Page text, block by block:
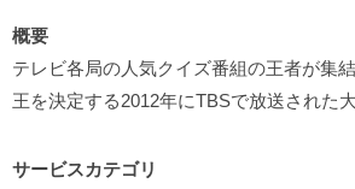
概要
テレビ各局の人気クイズ番組の王者が集
王を決定する2012年にTBSで放送された
サービスカテゴリ